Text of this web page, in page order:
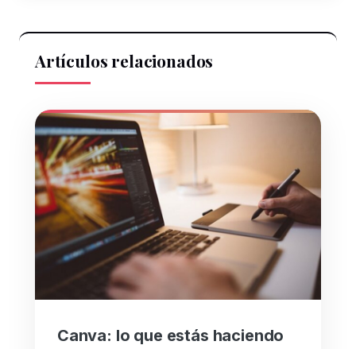
Artículos relacionados
Canva: lo que estás haciendo